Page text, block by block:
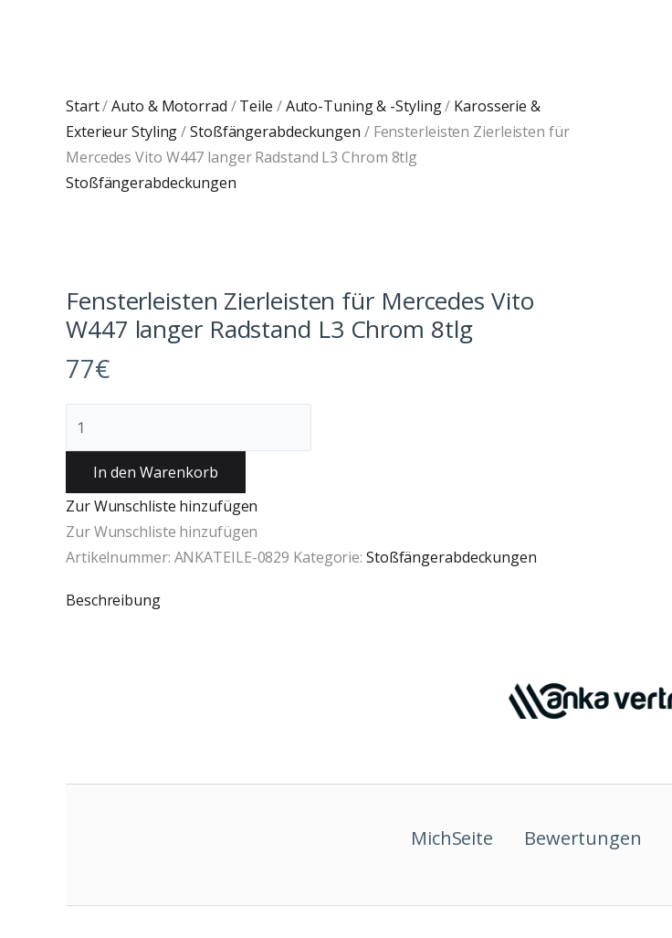
Start/Auto & Motorrad /Teile /Auto-Tuning & -Styling/ Karosserie &
Exterieur Styling/Stoßfängerabdeckungen / Fensterleisten Zierleisten für
Mercedes Vito W447 langer Radstand L3 Chrom 8tlg
Stoßfängerabdeckungen
Fensterleisten Zierleisten für Mercedes Vito
W447 langer Radstand L3 Chrom 8tlg
77€
In den Warenkorb
Zur Wunschliste hinzufügen
Zur Wunschliste hinzufügen
Artikelnummer: ANKATEILE-0829 Kategorie: Stoßfängerabdeckungen
Beschreibung
MichSeite Bewertungen